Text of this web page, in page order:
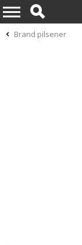
Brand pilsener